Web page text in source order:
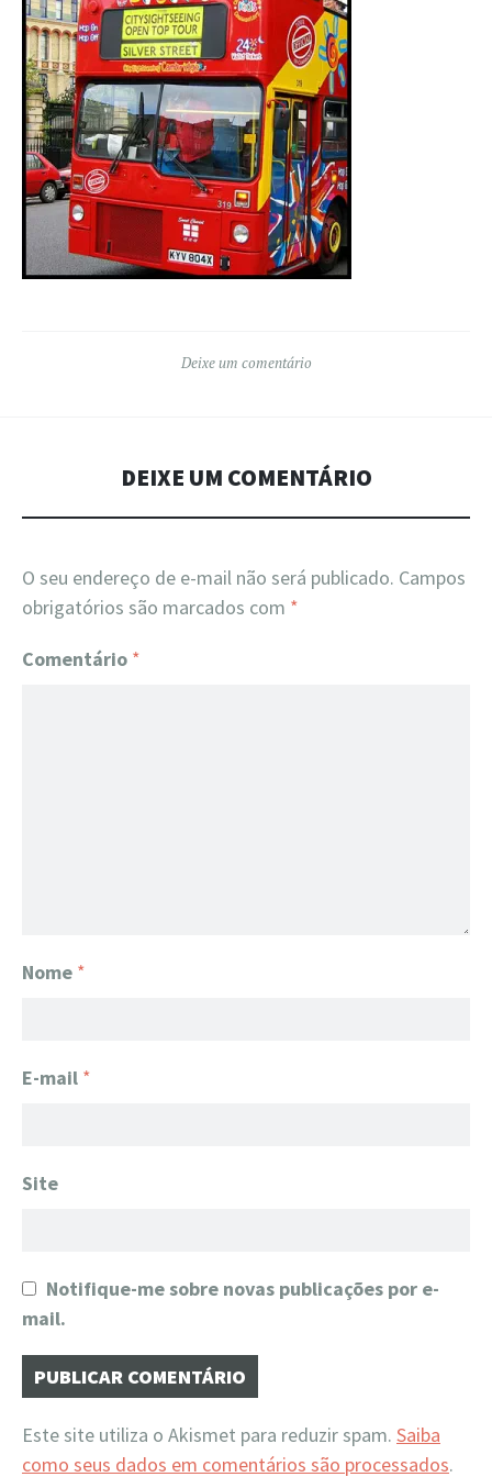
Deixe um comentário
DEIXE UM COMENTÁRIO
O seu endereço de e-mail não será publicado. Campos
obrigatórios são marcados com *
Comentário *
Nome *
E-mail *
Site
Notifique-me sobre novas publicações por e-
mail.
Este site utiliza o Akismet para reduzir spam. Saiba
como seus dados em comentários são processados.